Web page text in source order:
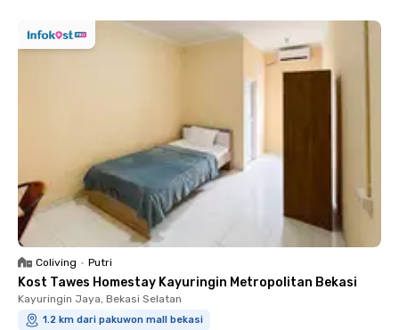
Coliving • Putri
Kost Tawes Homestay Kayuringin Metropolitan Bekasi
Kayuringin Jaya, Bekasi Selatan
1.2 km dari pakuwon mall bekasi